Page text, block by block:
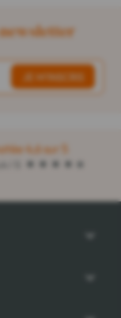
4,6 sur 5